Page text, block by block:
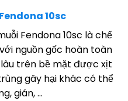
10sc
Fendona 10sc là chế
nguồn gốc hoàn toàn
lâu trên bề mặt được xịt
gây hại khác có thể
gián, …